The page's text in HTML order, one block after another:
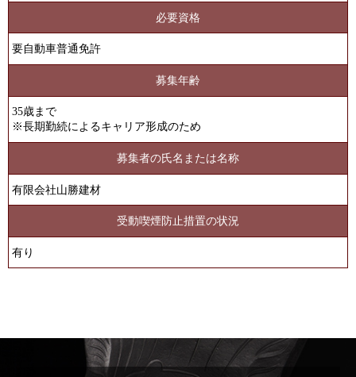
必要資格
要自動車普通免許
募集年齢
35歳まで
※長期勤続によるキャリア形成のため
募集者の氏名または名称
有限会社山勝建材
受動喫煙防止措置の状況
有り